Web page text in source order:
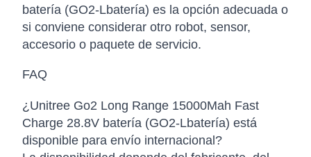
batería (GO2-Lbatería) es la opción adecuada o
si conviene considerar otro robot, sensor,
accesorio o paquete de servicio.
FAQ
¿Unitree Go2 Long Range 15000Mah Fast
Charge 28.8V batería (GO2-Lbatería) está
disponible para envío internacional?